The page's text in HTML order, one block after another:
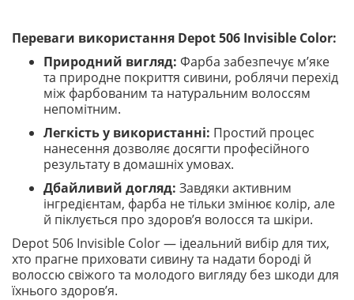
Переваги використання Depot 506 Invisible Color:
Природний вигляд: Фарба забезпечує м’яке
та природне покриття сивини, роблячи перехід
між фарбованим та натуральним волоссям
непомітним.
Легкість у використанні: Простий процес
нанесення дозволяє досягти професійного
результату в домашніх умовах.
Дбайливий догляд: Завдяки активним
інгредієнтам, фарба не тільки змінює колір, але
й піклується про здоров’я волосся та шкіри.
Depot 506 Invisible Color — ідеальний вибір для тих,
хто прагне приховати сивину та надати бороді й
волоссю свіжого та молодого вигляду без шкоди для
їхнього здоров’я.